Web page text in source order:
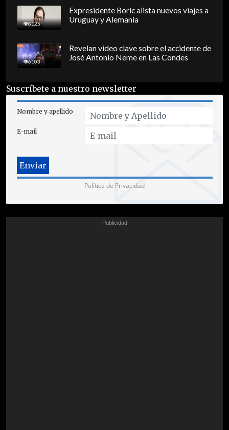
8125
Expresidente Boric alista nuevos viajes a
Uruguay y Alemania
6103
Revelan video clave sobre el accidente de
José Antonio Neme en Las Condes
Suscríbete a nuestro newsletter
Nombre y apellido
E-mail
Política de Privacidad